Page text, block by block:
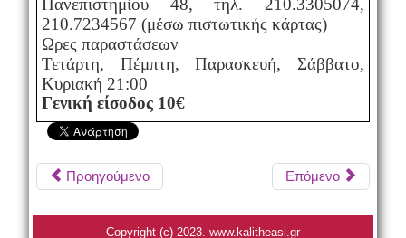
Πανεπιστημίου 48, τηλ. 210.3305074,
210.7234567 (μέσω πιστωτικής κάρτας)
Ωρες παραστάσεων
Τετάρτη, Πέμπτη, Παρασκευή, Σάββατο,
Κυριακή 21:00
Γενική είσοδος 10€
Προηγούμενο Επόμενο
Copyright (c) 2023. www.kalitheasi.gr